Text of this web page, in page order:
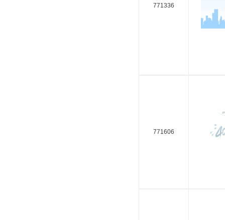
771336
771606